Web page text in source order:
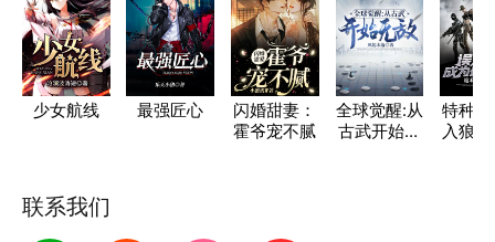
少女航线 最强匠心
闪婚甜妻：
霍爷宠不腻
全球觉醒:从
古武开始无
特种
入狼
联系我们